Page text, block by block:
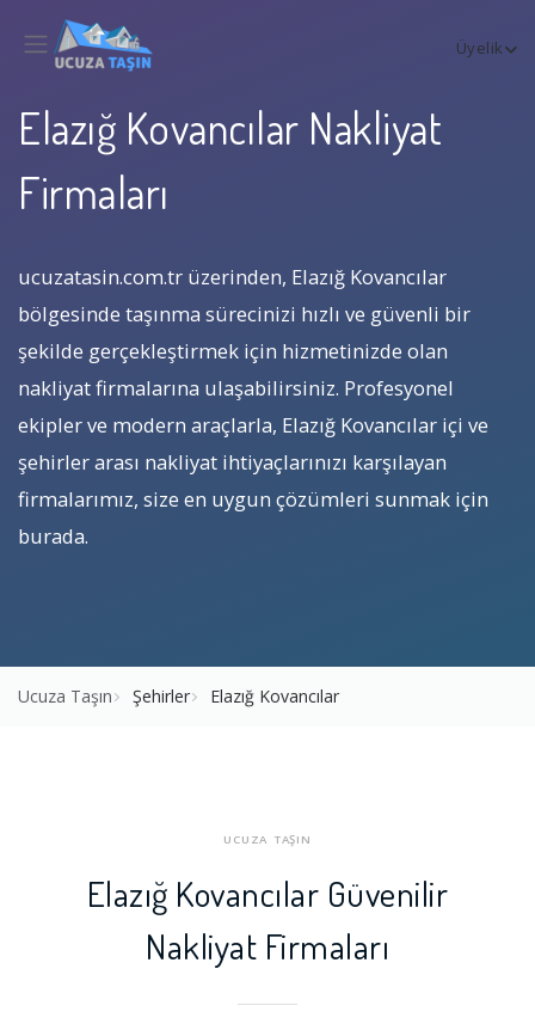
Üyelik
Elazığ Kovancılar Nakliyat
Firmaları
ucuzatasin.com.tr üzerinden, Elazığ Kovancılar
bölgesinde taşınma sürecinizi hızlı ve güvenli bir
şekilde gerçekleştirmek için hizmetinizde olan
nakliyat firmalarına ulaşabilirsiniz. Profesyonel
ekipler ve modern araçlarla, Elazığ Kovancılar içi ve
şehirler arası nakliyat ihtiyaçlarınızı karşılayan
firmalarımız, size en uygun çözümleri sunmak için
burada.
Ucuza Taşın Şehirler Elazığ Kovancılar
UCUZA TAŞIN
Elazığ Kovancılar Güvenilir
Nakliyat Firmaları